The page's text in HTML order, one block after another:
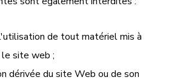
de tout matériel mis à
site web ;
dérivée du site Web ou de son